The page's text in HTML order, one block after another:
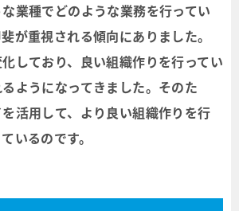
業種でどのような業務を行ってい
が重視される傾向にありました。
しており、良い組織作りを行ってい
ようになってきました。そのた
活用して、より良い組織作りを行
いるのです。